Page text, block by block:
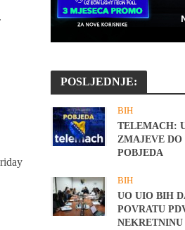
POSLJEDNJE:
BIH
TELEMACH:
ZMAJEVE
POBJEDA
BIH
UO UIO BIH
POVRATU